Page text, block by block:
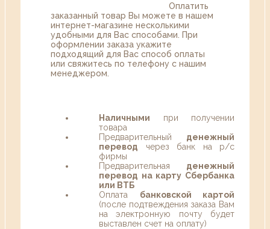
Оплатить
заказанный товар Вы можете в нашем
интернет-магазине несколькими
удобными для Вас способами. При
оформлении заказа укажите
подходящий для Вас способ оплаты
или свяжитесь по телефону с нашим
менеджером.
Наличными при получении
товара
Предварительный денежный
перевод через банк на р/с
фирмы
Предварительная денежный
перевод на карту Сбербанка
или ВТБ
Оплата банковской картой
(после подтвеждения заказа Вам
на электронную почту будет
выставлен счет на оплату)